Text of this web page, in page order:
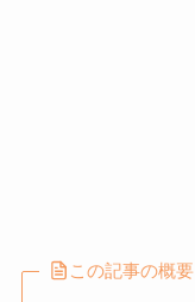
この記事の概要